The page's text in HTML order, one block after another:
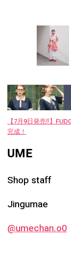
【7月9日発売‼︎】
完成！
UME
Shop staff
Jingumae
@umechan.o0